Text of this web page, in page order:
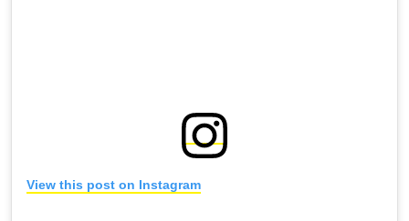
View this post on Instagram